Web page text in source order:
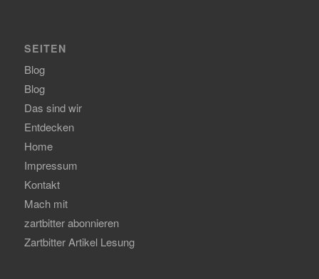
SEITEN
Blog
Blog
Das sind wir
Entdecken
Home
Impressum
Kontakt
Mach mit
zartbitter abonnieren
Zartbitter Artikel Lesung